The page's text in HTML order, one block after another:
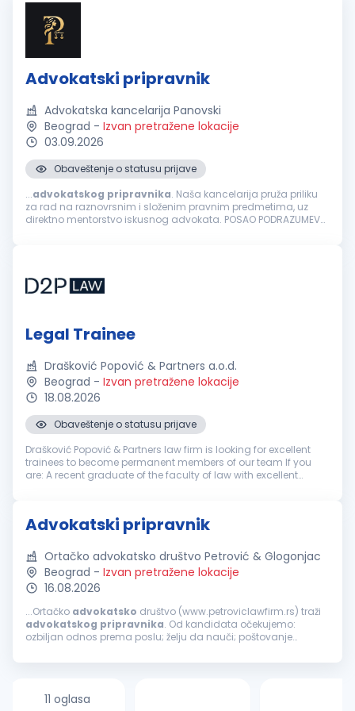
Advokatski pripravnik
Advokatska kancelarija Panovski
Beograd - Izvan pretražene lokacije
03.09.2026
Obaveštenje o statusu prijave
...advokatskog pripravnika. Naša kancelarija pruža priliku
za rad na raznovrsnim i složenim pravnim predmetima, uz
direktno mentorstvo iskusnog advokata. POSAO PODRAZUMEVA:
Legal Trainee
Drašković Popović & Partners a.o.d.
Beograd - Izvan pretražene lokacije
18.08.2026
Obaveštenje o statusu prijave
Drašković Popović & Partners law firm is looking for excellent
trainees to become permanent members of our team If you
are: A recent graduate of the faculty of law with excellent
Advokatski pripravnik
Ortačko advokatsko društvo Petrović & Glogonjac
Beograd - Izvan pretražene lokacije
16.08.2026
...Ortačko advokatsko društvo (www.petroviclawfirm.rs) traži
advokatskog pripravnika. Od kandidata očekujemo:
ozbiljan odnos prema poslu; želju da nauči; poštovanje
11 oglasa